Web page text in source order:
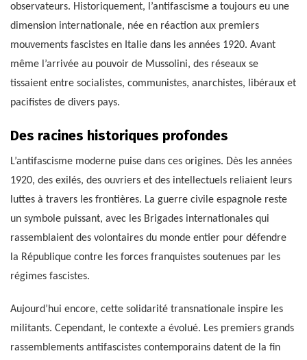
observateurs. Historiquement, l’antifascisme a toujours eu une
dimension internationale, née en réaction aux premiers
mouvements fascistes en Italie dans les années 1920. Avant
même l’arrivée au pouvoir de Mussolini, des réseaux se
tissaient entre socialistes, communistes, anarchistes, libéraux et
pacifistes de divers pays.
Des racines historiques profondes
L’antifascisme moderne puise dans ces origines. Dès les années
1920, des exilés, des ouvriers et des intellectuels reliaient leurs
luttes à travers les frontières. La guerre civile espagnole reste
un symbole puissant, avec les Brigades internationales qui
rassemblaient des volontaires du monde entier pour défendre
la République contre les forces franquistes soutenues par les
régimes fascistes.
Aujourd’hui encore, cette solidarité transnationale inspire les
militants. Cependant, le contexte a évolué. Les premiers grands
rassemblements antifascistes contemporains datent de la fin